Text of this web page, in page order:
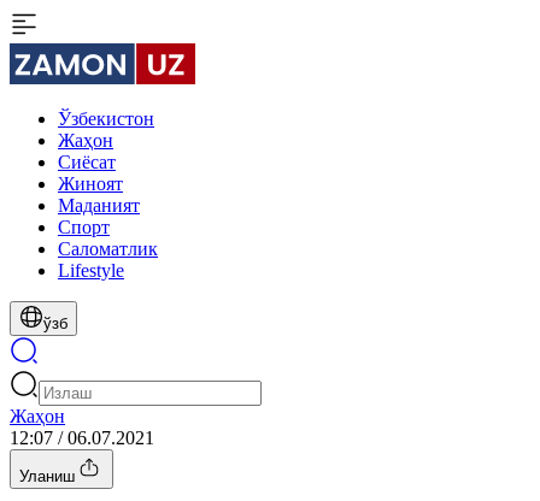
Ўзбекистон
Жаҳон
Сиёсат
Жиноят
Маданият
Спорт
Cаломатлик
Lifestyle
ўзб
Жаҳон
12:07 / 06.07.2021
Уланиш